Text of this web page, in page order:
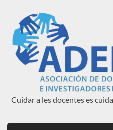
contenido
ADEIUNAJ
Cuidar a les docentes es